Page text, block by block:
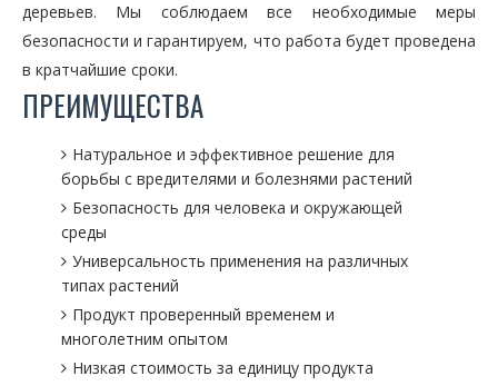
деревьев. Мы соблюдаем все необходимые меры
безопасности и гарантируем, что работа будет проведена
в кратчайшие сроки.
ПРЕИМУЩЕСТВА
Натуральное и эффективное решение для
борьбы с вредителями и болезнями растений
Безопасность для человека и окружающей
среды
Универсальность применения на различных
типах растений
Продукт проверенный временем и
многолетним опытом
Низкая стоимость за единицу продукта